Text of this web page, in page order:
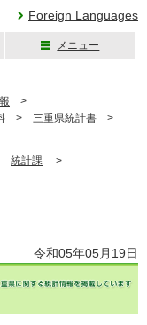
Foreign Languages
メニュー
>
> 三重県統計書 >
統計課 >
令和05年05月19日